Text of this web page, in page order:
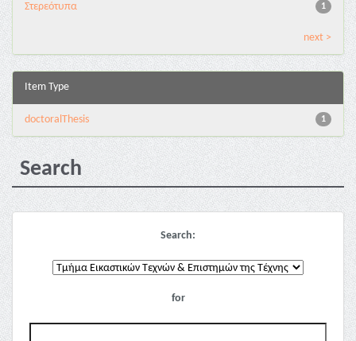
1
Στερεότυπα
next >
Item Type
1
doctoralThesis
Search
Search:
for